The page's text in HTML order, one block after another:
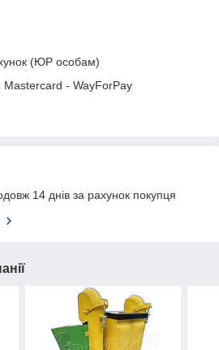
(ЮР особам)
- WayForPay
14 днів за рахунок покупця